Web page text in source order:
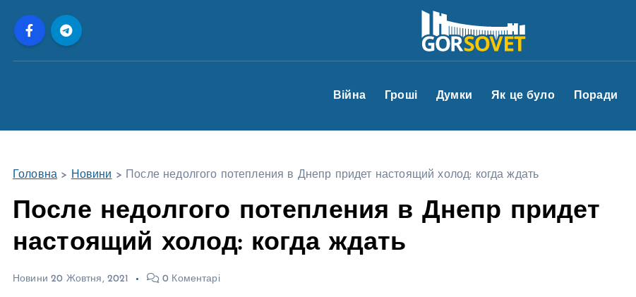
Війна Гроші Думки Як це було Поради
Головна > Новини > После недолгого потепления в Днепр придет настоящий холод: когда ждать
После недолгого потепления в Днепр придет
настоящий холод: когда ждать
Новини 20 Жовтня, 2021 0 Коментарі